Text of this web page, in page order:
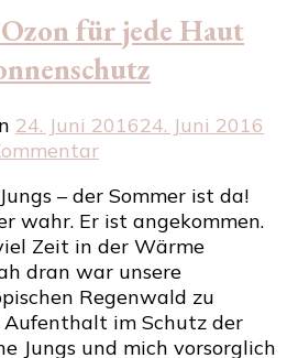
für jede Haut
24. Juni 201624. Juni 2016
zu
Sun
Ozon
für
jede
Haut
den
richtigen
– der Sommer ist da!
wahr. Er ist angekommen.
Zeit in der Wärme
dran war unsere
Regenwald zu
im Schutz der
Jungs und mich vorsorglich